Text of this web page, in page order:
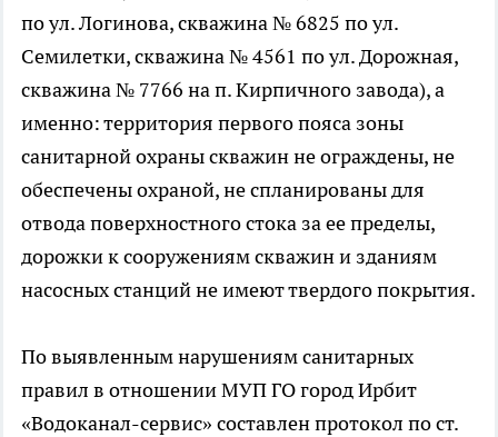
по ул. Логинова, скважина № 6825 по ул.
Семилетки, скважина № 4561 по ул. Дорожная,
скважина № 7766 на п. Кирпичного завода), а
именно: территория первого пояса зоны
санитарной охраны скважин не ограждены, не
обеспечены охраной, не спланированы для
отвода поверхностного стока за ее пределы,
дорожки к сооружениям скважин и зданиям
насосных станций не имеют твердого покрытия.
По выявленным нарушениям санитарных
правил в отношении МУП ГО город Ирбит
«Водоканал-сервис» составлен протокол по ст.